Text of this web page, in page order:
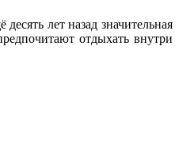
лет назад значительная
отдыхать внутри